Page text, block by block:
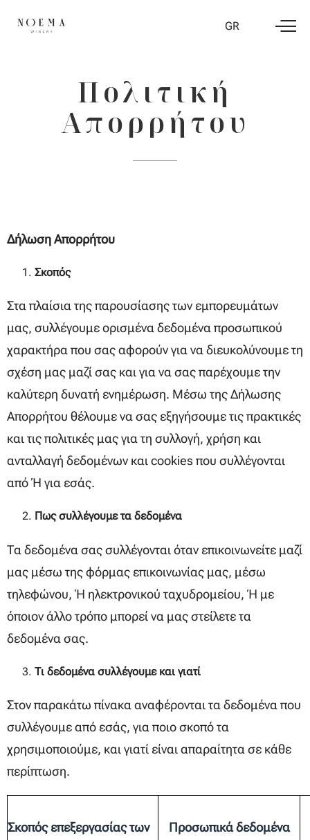
GR
Πολιτική
Απορρήτου
Δήλωση Απορρήτου
Σκοπός
Στα πλαίσια της παρουσίασης των εμπορευμάτων
μας, συλλέγουμε ορισμένα δεδομένα προσωπικού
χαρακτήρα που σας αφορούν για να διευκολύνουμε τη
σχέση μας μαζί σας και για να σας παρέχουμε την
καλύτερη δυνατή ενημέρωση. Μέσω της Δήλωσης
Απορρήτου θέλουμε να σας εξηγήσουμε τις πρακτικές
και τις πολιτικές μας για τη συλλογή, χρήση και
ανταλλαγή δεδομένων και cookies που συλλέγονται
από ή για εσάς.
Πως συλλέγουμε τα δεδομένα
Τα δεδομένα σας συλλέγονται όταν επικοινωνείτε μαζί
μας μέσω της φόρμας επικοινωνίας μας, μέσω
τηλεφώνου, ή ηλεκτρονικού ταχυδρομείου, ή με
όποιον άλλο τρόπο μπορεί να μας στείλετε τα
δεδομένα σας.
Τι δεδομένα συλλέγουμε και γιατί
Στον παρακάτω πίνακα αναφέρονται τα δεδομένα που
συλλέγουμε από εσάς, για ποιο σκοπό τα
χρησιμοποιούμε, και γιατί είναι απαραίτητα σε κάθε
περίπτωση.
Σκοπός επεξεργασίας των
Προσωπικά δεδομένα